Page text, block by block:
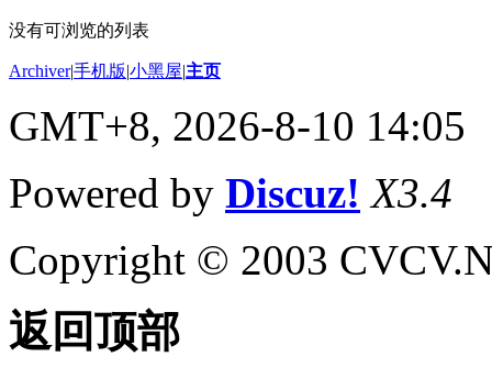
没有可浏览的列表
Archiver|手机版|小黑屋|主页
GMT+8, 2026-8-10 14:05
Powered by Discuz! X3.4
Copyright © 2003
返回顶部